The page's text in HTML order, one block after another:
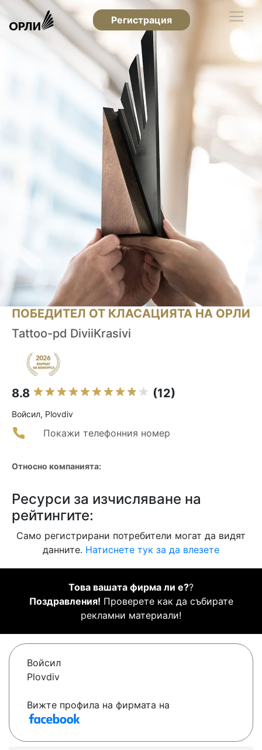
Регистрация
ПОБЕДИТЕЛ ОТ КЛАСАЦИЯТА НА ОРЛИ
Tattoo-pd DiviiKrasivi
8.8 (12)
Войсил, Plovdiv
Покажи телефонния номер
Относно компанията:
Ресурси за изчисляване на
рейтингите:
Само регистрирани потребители могат да видят
данните. Натиснете тук за да влезете
Това вашата фирма ли е??
Поздравления! Проверете как да събирате
рекламни материали!
Войсил
Plovdiv
Вижте профила на фирмата на